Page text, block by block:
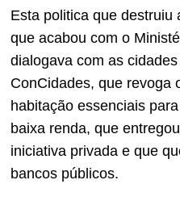
Esta politica que destruiu
que acabou com o
dialogava com as
ConCidades, que revoga
habitação essenciais
baixa renda, que
iniciativa privada e que
bancos públicos.